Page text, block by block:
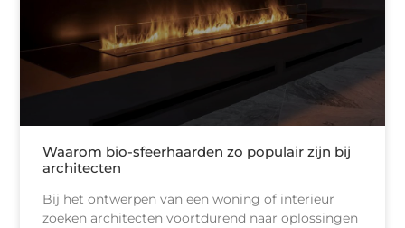
Waarom bio-sfeerhaarden zo populair zijn bij
architecten
Bij het ontwerpen van een woning of interieur
zoeken architecten voortdurend naar oplossingen